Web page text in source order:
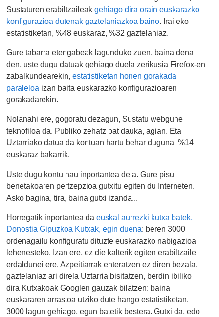
Sustaturen erabiltzaileakgehiago dira orain euskarazko
konfigurazioa dutenak gaztelaniazkoa baino. Iraileko
estatistiketan, %48 euskaraz, %32 gaztelaniaz.
Gure tabarra etengabeak lagunduko zuen, baina dena
den, uste dugu datuak gehiago duela zerikusia Firefox-en
zabalkundearekin,estatistiketan honen gorakada
paraleloa izan baita euskarazko konfigurazioaren
gorakadarekin.
Nolanahi ere, gogoratu dezagun, Sustatu webgune
teknofiloa da. Publiko zehatz bat dauka, agian. Eta
Uztarriako datua da kontuan hartu behar duguna: %14
euskaraz bakarrik.
Uste dugu kontu hau inportantea dela. Gure pisu
benetakoaren pertzepzioa gutxitu egiten du Interneten.
Asko bagina, tira, baina gutxi izanda...
Horregatik inportantea daeuskal aurrezki kutxa batek,
Donostia Gipuzkoa Kutxak, egin duena: beren 3000
ordenagailu konfiguratu dituzte euskarazko nabigazioa
lehenesteko. Izan ere, ez die kalterik egiten erabiltzaile
erdaldunei ere. Azpeitiarrak enteratzen ez diren bezala,
gaztelaniaz ari direla Uztarria bisitatzen, berdin ibiliko
dira Kutxakoak Googlen gauzak bilatzen: baina
euskararen arrastoa utziko dute hango estatistiketan.
3000 lagun gehiago, egun batetik bestera. Gutxi da, edo